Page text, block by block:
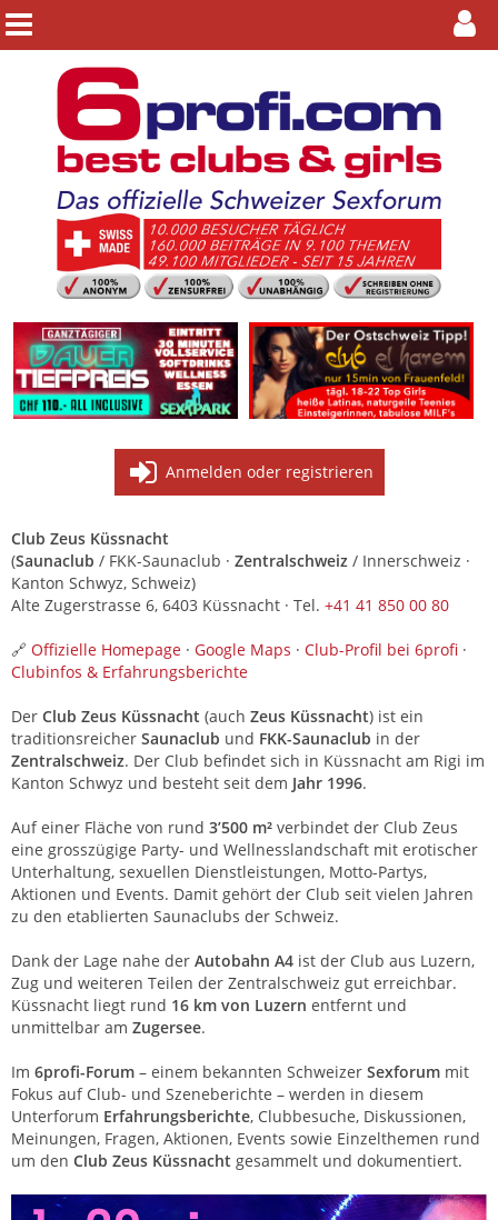
Anmelden oder registrieren
Club Zeus Küssnacht
(Saunaclub / FKK-Saunaclub · Zentralschweiz / Innerschweiz ·
Kanton Schwyz, Schweiz)
Alte Zugerstrasse 6, 6403 Küssnacht · Tel. +41 41 850 00 80
🔗 Offizielle Homepage · Google Maps · Club-Profil bei 6profi ·
Clubinfos & Erfahrungsberichte
Der Club Zeus Küssnacht (auch Zeus Küssnacht) ist ein
traditionsreicher Saunaclub und FKK-Saunaclub in der
Zentralschweiz. Der Club befindet sich in Küssnacht am Rigi im
Kanton Schwyz und besteht seit dem Jahr 1996.
Auf einer Fläche von rund 3’500 m² verbindet der Club Zeus
eine grosszügige Party- und Wellnesslandschaft mit erotischer
Unterhaltung, sexuellen Dienstleistungen, Motto-Partys,
Aktionen und Events. Damit gehört der Club seit vielen Jahren
zu den etablierten Saunaclubs der Schweiz.
Dank der Lage nahe der Autobahn A4 ist der Club aus Luzern,
Zug und weiteren Teilen der Zentralschweiz gut erreichbar.
Küssnacht liegt rund 16 km von Luzern entfernt und
unmittelbar am Zugersee.
Im 6profi-Forum – einem bekannten Schweizer Sexforum mit
Fokus auf Club- und Szeneberichte – werden in diesem
Unterforum Erfahrungsberichte, Clubbesuche, Diskussionen,
Meinungen, Fragen, Aktionen, Events sowie Einzelthemen rund
um den Club Zeus Küssnacht gesammelt und dokumentiert.